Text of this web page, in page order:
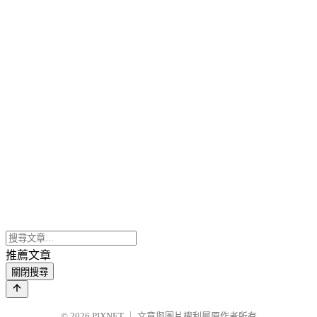
推薦文章
關閉搜尋